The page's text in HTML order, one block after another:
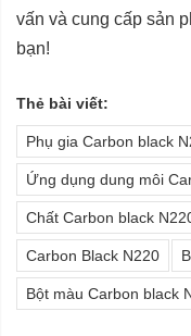
vấn và cung cấp sản
bạn!
Thẻ bài viết:
Phụ gia Carbon black
Ứng dụng dung môi
Chất Carbon black
Carbon Black N220
Bột màu Carbon black